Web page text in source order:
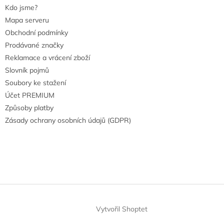
Kdo jsme?
Mapa serveru
Obchodní podmínky
Prodávané značky
Reklamace a vrácení zboží
Slovník pojmů
Soubory ke stažení
Účet PREMIUM
Způsoby platby
Zásady ochrany osobních údajů (GDPR)
Vytvořil Shoptet